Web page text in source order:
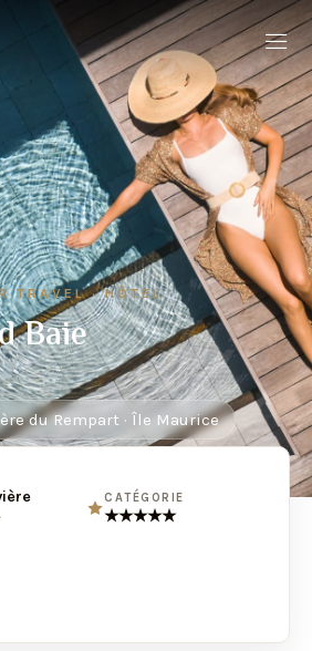
TRAVEL · HÔTEL
Baie
du Rempart · Île Maurice
CATÉGORIE
★★★★★